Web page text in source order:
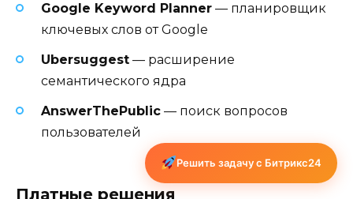
Google Keyword Planner — планировщик
ключевых слов от Google
Ubersuggest — расширение
семантического ядра
AnswerThePublic — поиск вопросов
пользователей
Платные решения
Решить задачу с Битрикс24